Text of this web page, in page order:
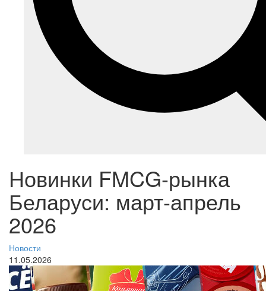
Новинки FMCG-рынка
Беларуси: март-апрель
2026
Новости
11.05.2026